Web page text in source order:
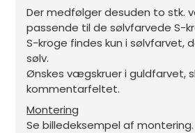
Der medfølger desuden to stk.
passende til de sølvfarvede S-
S-kroge findes kun i sølvfarvet,
sølv.
Ønskes vægskruer i guldfarvet,
kommentarfeltet.
Montering
Se billedeksempel af montering.